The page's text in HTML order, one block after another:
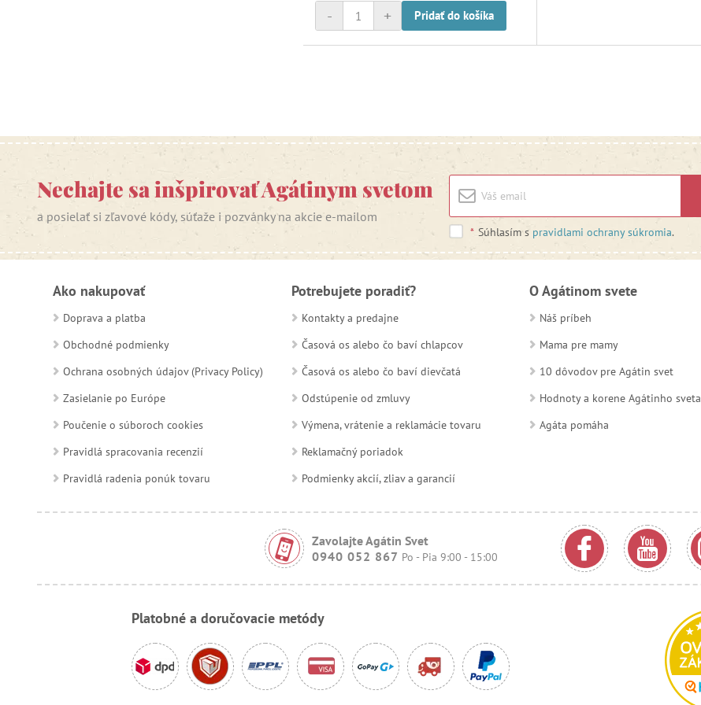
+
- Pridať do košíka
Nechajte sa inšpirovať Agátinym svetom
a posielať si zľavové kódy, súťaže i pozvánky na akcie e-mailom
* Súhlasím s pravidlami ochrany súkromia.
Ako nakupovať
Doprava a platba
Obchodné podmienky
Ochrana osobných údajov (Privacy Policy)
Zasielanie po Európe
Poučenie o súboroch cookies
Pravidlá spracovania recenzií
Pravidlá radenia ponúk tovaru
Potrebujete poradiť?
Kontakty a predajne
Časová os alebo čo baví chlapcov
Časová os alebo čo baví dievčatá
Odstúpenie od zmluvy
Výmena, vrátenie a reklamácie tovaru
Reklamačný poriadok
Podmienky akcií, zliav a garancií
O Agátinom svete
Náš príbeh
Mama pre mamy
10 dôvodov pre Agátin svet
Hodnoty a korene Agátinho sveta
Agáta pomáha
Zavolajte Agátin Svet
0940 052 867 Po - Pia 9:00 - 15:00
Platobné a doručovacie metódy